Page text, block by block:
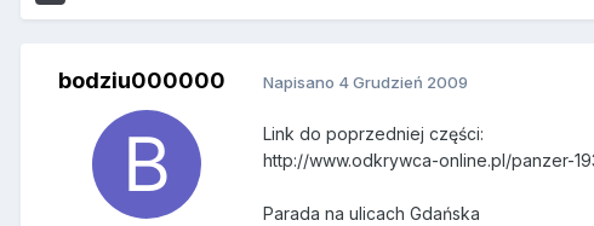
bodziu000000 Napisano 4 Grudzień 2009
Link do poprzedniej części:
http://www.odkrywca-online.pl/panzer-
Parada na ulicach Gdańska